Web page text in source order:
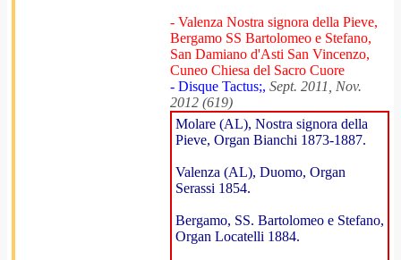
- Valenza Nostra signora della Pieve,
Bergamo SS Bartolomeo e Stefano,
San Damiano d'Asti San Vincenzo,
Cuneo Chiesa del Sacro Cuore
- Disque Tactus;, Sept. 2011, Nov.
2012 (619)
Molare (AL), Nostra signora della
Pieve, Organ Bianchi 1873-1887.
Valenza (AL), Duomo, Organ
Serassi 1854.
Bergamo, SS. Bartolomeo e Stefano,
Organ Locatelli 1884.